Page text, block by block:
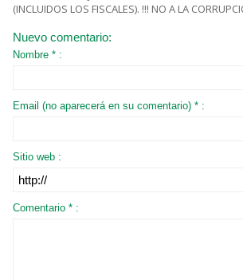
(INCLUIDOS LOS FISCALES). !!! NO A LA
Nuevo comentario:
Nombre * :
Email (no aparecerá en su comentario) * :
Sitio web :
Comentario * :